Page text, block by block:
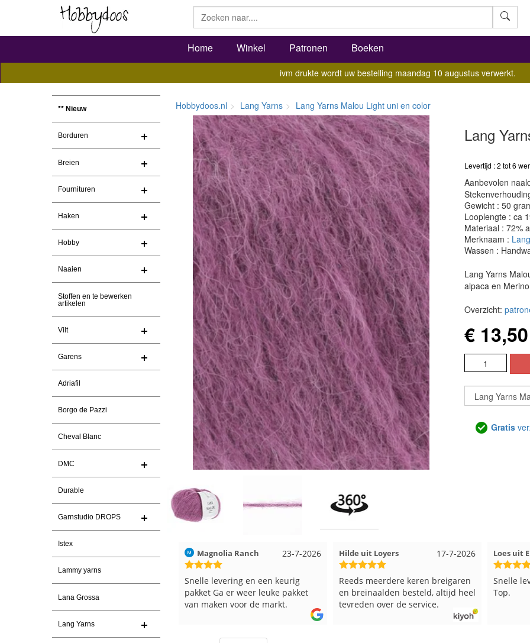
Home Winkel Patronen Boeken
ivm drukte wordt uw bestelling maandag 10 augustus verwerkt.
** Nieuw
Borduren
Breien
Fournituren
Haken
Hobby
Naaien
Stoffen en te bewerken
artikelen
Vilt
Garens
Adriafil
Borgo de Pazzi
Cheval Blanc
DMC
Durable
Garnstudio DROPS
Istex
Lammy yarns
Lana Grossa
Lang Yarns
Hobbydoos.nl Lang Yarns Lang Yarns Malou Light uni en color
Lang
Levertijd : 2 tot 6
Aanbevolen
Gewicht : 50
Looplengte : ca
Materiaal : 72%
Merknaam :
Wassen :
Lang Yarns
alpaca en
Overzicht:
€ 13,50
Gratis
23-7-2026
Snelle levering en een keurig
pakket Ga er weer leuke pakket
17-7-2026
Hilde uit Loyers
Reeds meerdere keren breigaren
en breinaalden besteld, altijd heel
tevreden over de service.
12-7-2026
Loes uit EMMELOORD
Snelle levering en keurig verpakt.
Top.